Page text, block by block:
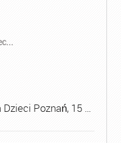
Poznań, 15 …